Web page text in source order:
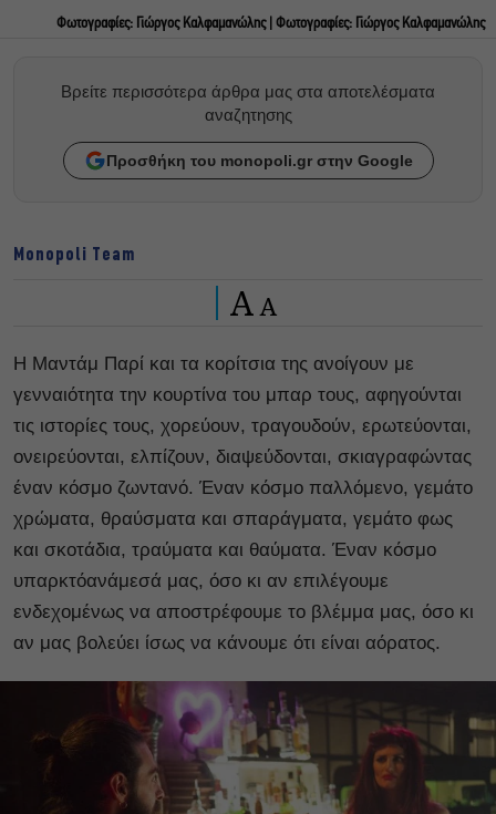
Φωτογραφίες: Γιώργος Καλφαμανώλης | Φωτογραφίες: Γιώργος Καλφαμανώλης
Βρείτε περισσότερα άρθρα μας στα αποτελέσματα
αναζητησης
Προσθήκη του monopoli.gr στην Google
Monopoli Team
A A
Η Μαντάμ Παρί και τα κορίτσια της ανοίγουν με
γενναιότητα την κουρτίνα του μπαρ τους, αφηγούνται
τις ιστορίες τους, χορεύουν, τραγουδούν, ερωτεύονται,
ονειρεύονται, ελπίζουν, διαψεύδονται, σκιαγραφώντας
έναν κόσμο ζωντανό. Έναν κόσμο παλλόμενο, γεμάτο
χρώματα, θραύσματα και σπαράγματα, γεμάτο φως
και σκοτάδια, τραύματα και θαύματα. Έναν κόσμο
υπαρκτόανάμεσά μας, όσο κι αν επιλέγουμε
ενδεχομένως να αποστρέφουμε το βλέμμα μας, όσο κι
αν μας βολεύει ίσως να κάνουμε ότι είναι αόρατος.